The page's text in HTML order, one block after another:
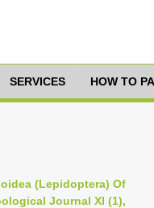
SERVICES HOW TO
(Lepidoptera) Of
Journal XI (1),